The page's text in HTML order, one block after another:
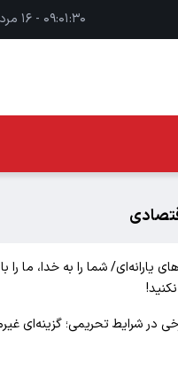
۰۹:۰۱:۳۱ - ۱۶ مرداد ۱۴۰۵
یارانه‌ای/ شما را به خدا، ما را
در شرایط تحریمی؛ گزینه‌ای